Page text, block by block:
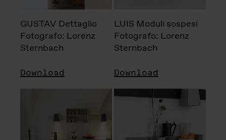
GUSTAV Dettaglio
Fotografo: Lorenz
Sternbach
Download
LUIS Moduli sospesi
Fotografo: Lorenz
Sternbach
Download